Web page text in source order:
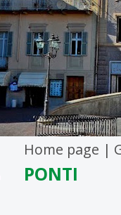
Home page |
PONTI